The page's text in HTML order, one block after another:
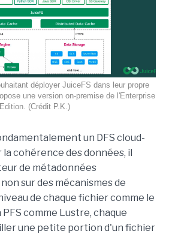
déployer JuiceFS dans leur propre
une version on-premise de l'Enterprise
Edition. (Crédit P.K.)
un DFS cloud-
cohérence des données, il
de métadonnées
sur des mécanismes de
de chaque fichier comme le
comme Lustre, chaque
une petite portion d'un fichier